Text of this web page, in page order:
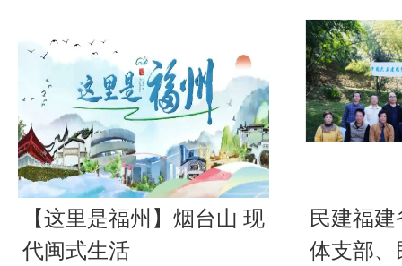
【这里是福州】烟台山 现
代闽式生活
民建福
体支部、